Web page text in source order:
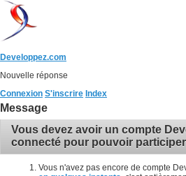
Developpez.com
Nouvelle réponse
Connexion S'inscrire Index
Message
Vous devez avoir un compte
connecté pour pouvoir
Vous n'avez pas encore de compte